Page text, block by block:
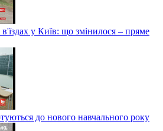
у Київ: що змінилося – пряме
до нового навчального року